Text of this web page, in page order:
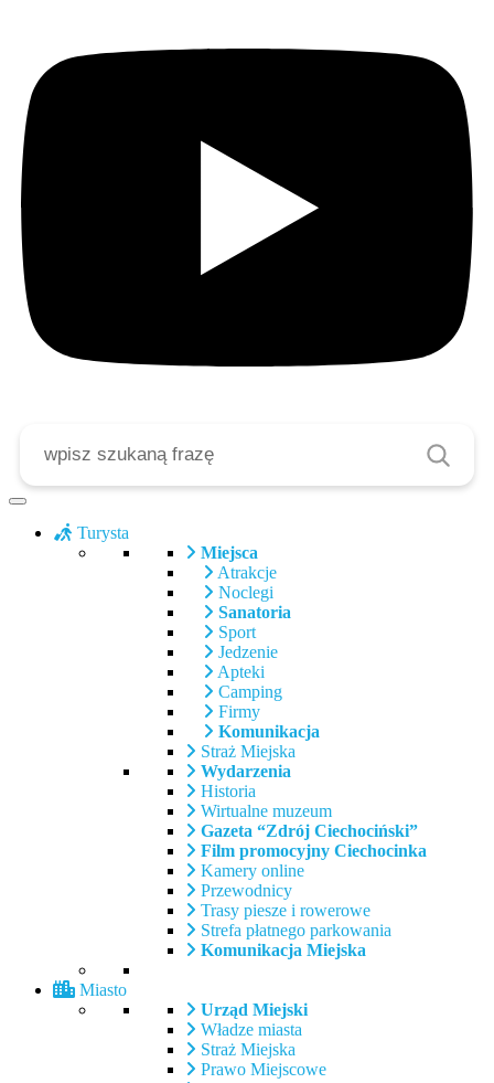
Turysta
Miejsca
Atrakcje
Noclegi
Sanatoria
Sport
Jedzenie
Apteki
Camping
Firmy
Komunikacja
Straż Miejska
Wydarzenia
Historia
Wirtualne muzeum
Gazeta “Zdrój Ciechociński”
Film promocyjny Ciechocinka
Kamery online
Przewodnicy
Trasy piesze i rowerowe
Strefa płatnego parkowania
Komunikacja Miejska
Miasto
Urząd Miejski
Władze miasta
Straż Miejska
Prawo Miejscowe